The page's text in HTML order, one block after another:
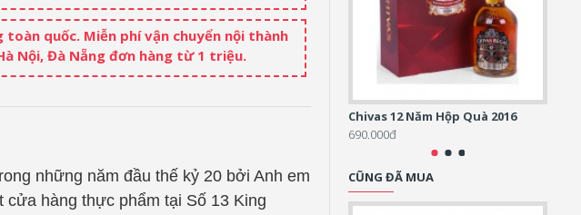
toàn quốc. Miễn phí vận chuyển nội thành
Nội, Đà Nẵng đơn hàng từ 1 triệu.
những năm đầu thế kỷ 20 bởi Anh em
hàng thực phẩm tại Số 13 King
Chivas 12 Năm Hộp Quà 2016
690.000đ
CŨNG ĐÃ MUA